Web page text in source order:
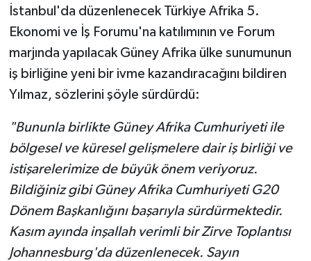
İstanbul'da düzenlenecek Türkiye Afrika 5.
Ekonomi ve İş Forumu'na katılımının ve Forum
marjında yapılacak Güney Afrika ülke sunumunun
iş birliğine yeni bir ivme kazandıracağını bildiren
Yılmaz, sözlerini şöyle sürdürdü:
"Bununla birlikte Güney Afrika Cumhuriyeti ile
bölgesel ve küresel gelişmelere dair iş birliği ve
istişarelerimize de büyük önem veriyoruz.
Bildiğiniz gibi Güney Afrika Cumhuriyeti G20
Dönem Başkanlığını başarıyla sürdürmektedir.
Kasım ayında inşallah verimli bir Zirve Toplantısı
Johannesburg'da düzenlenecek. Sayın